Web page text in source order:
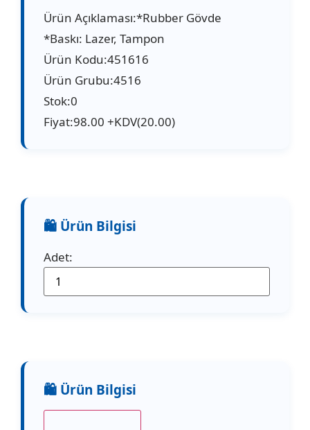
Ürün Açıklaması:*Rubber Gövde
*Baskı: Lazer, Tampon
Ürün Kodu:451616
Ürün Grubu:4516
Stok:0
Fiyat:98.00 +KDV(20.00)
Adet: